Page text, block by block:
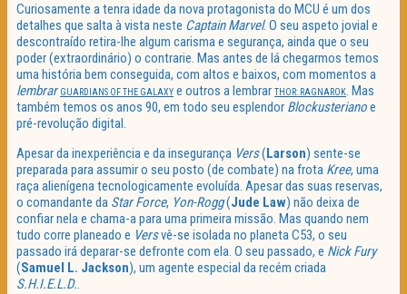
Curiosamente a tenra idade da nova protagonista do MCU é um dos
detalhes que salta à vista neste Captain Marvel. O seu aspeto jovial e
descontraído retira-lhe algum carisma e segurança, ainda que o seu
poder (extraordinário) o contrarie. Mas antes de lá chegarmos temos
uma história bem conseguida, com altos e baixos, com momentos a
lembrarGUARDIANS OF THE GALAXY e outros a lembrar THOR: RAGNAROK. Mas
também temos os anos 90, em todo seu esplendor Blockusterianoe
pré-revolução digital.
Apesar da inexperiência e da insegurança Vers(Larson) sente-se
preparada para assumir o seu posto (de combate) na frota Kree, uma
raça alienígena tecnologicamente evoluída. Apesar das suas reservas,
o comandante da Star Force, Yon-Rogg(Jude Law) não deixa de
confiar nela e chama-a para uma primeira missão. Mas quando nem
tudo corre planeado e Versvê-se isolada no planeta C53, o seu
passado irá deparar-se defronte com ela. O seu passado, e Nick Fury
(Samuel L. Jackson), um agente especial da recém criada
S.H.I.E.L.D..